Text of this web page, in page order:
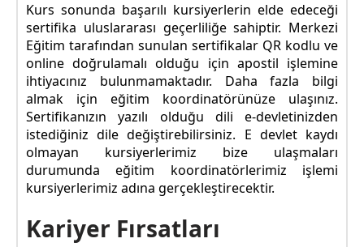
Kurs sonunda başarılı kursiyerlerin elde edeceği
sertifika uluslararası geçerliliğe sahiptir. Merkezi
Eğitim tarafından sunulan sertifikalar QR kodlu ve
online doğrulamalı olduğu için apostil işlemine
ihtiyacınız bulunmamaktadır. Daha fazla bilgi
almak için eğitim koordinatörünüze ulaşınız.
Sertifikanızın yazılı olduğu dili e-devletinizden
istediğiniz dile değiştirebilirsiniz. E devlet kaydı
olmayan kursiyerlerimiz bize ulaşmaları
durumunda eğitim koordinatörlerimiz işlemi
kursiyerlerimiz adına gerçekleştirecektir.
Kariyer Fırsatları